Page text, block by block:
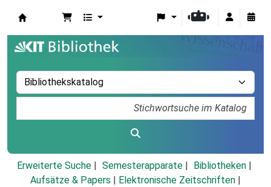
Erweiterte Suche Semesterapparate
Bibliotheken
Aufsätze & Papers
Elektronische Zeitschriften